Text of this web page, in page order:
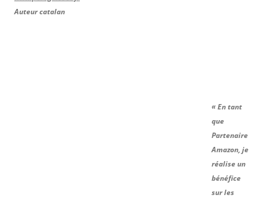
Auteur catalan
« En tant
que
Partenaire
Amazon, je
réalise un
bénéfice
sur les